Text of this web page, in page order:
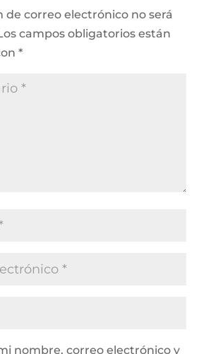
de correo electrónico no será
campos obligatorios están
*
nombre, correo electrónico y